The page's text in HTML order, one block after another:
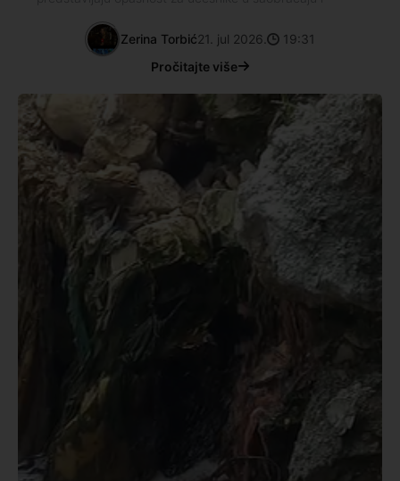
Zerina Torbić21. jul 2026.
19:31
Pročitajte više